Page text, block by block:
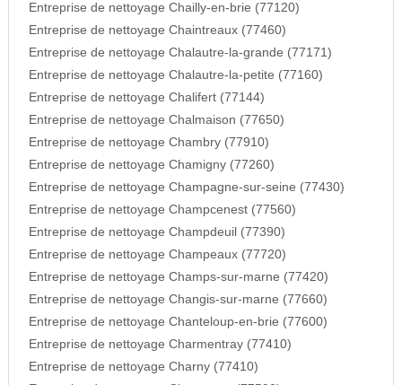
Entreprise de nettoyage Chailly-en-brie (77120)
Entreprise de nettoyage Chaintreaux (77460)
Entreprise de nettoyage Chalautre-la-grande (77171)
Entreprise de nettoyage Chalautre-la-petite (77160)
Entreprise de nettoyage Chalifert (77144)
Entreprise de nettoyage Chalmaison (77650)
Entreprise de nettoyage Chambry (77910)
Entreprise de nettoyage Chamigny (77260)
Entreprise de nettoyage Champagne-sur-seine (77430)
Entreprise de nettoyage Champcenest (77560)
Entreprise de nettoyage Champdeuil (77390)
Entreprise de nettoyage Champeaux (77720)
Entreprise de nettoyage Champs-sur-marne (77420)
Entreprise de nettoyage Changis-sur-marne (77660)
Entreprise de nettoyage Chanteloup-en-brie (77600)
Entreprise de nettoyage Charmentray (77410)
Entreprise de nettoyage Charny (77410)